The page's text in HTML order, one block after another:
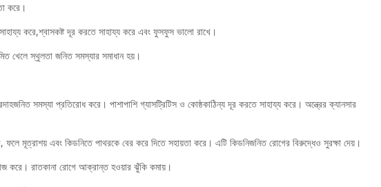
করে।
করে,শ্বাসকষ্ট দূর করতে সাহায্য করে এবং ফুসফুস ভালো রাখে।
খেলে স্থুলতা জনিত সমস্যার সমাধান হয়।
সমস্যা প্রতিরোধ করে। পাশাপাশি গ্যাসট্রিটিস ও কোষ্ঠকাঠিন্য দূর করতে সাহায্য করে। অন্ত্রের ক্যানসার
মূত্রাশয় এবং কিডনিতে পাথরকে বের করে দিতে সহায়তা করে। এটি কিডনিজনিত রোগের বিরুদ্ধেও সুরক্ষা দেয়।
করে। রাতকানা রোগে আক্রান্ত হওয়ার ঝুঁকি কমায়।